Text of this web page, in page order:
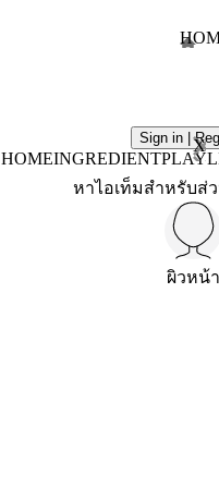
Sign in |X
HOMEINGREDIENT
หาไอเท็มสำหรับส่
ผิวหน้า